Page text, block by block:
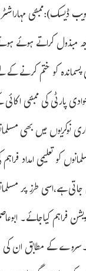
ڈیسک):ممبئی
مبذول کراتے ہوئے
کو ختم کرنے کے
پارٹی کی ممبئی
نوکریوں میں بھی
کو تعلیمی
جاتی ہے،اسی طرز پر
فراہم کیاجائے۔
کے مطابق ان کی